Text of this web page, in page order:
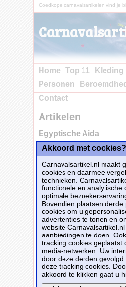
Goedkope carnavalsartikelen vind je
Home Top 11 Kleding
Personen
Contact
Artikelen
Egyptische Aida
Akkoord met cookies?
Carnavalsartikel.nl maakt
cookies en daarmee
technieken.
functionele en analytische
optimale
Bovendien plaatsen derde
cookies om u
advertenties te tonen en
website
aanbiedingen te doen.
tracking cookies geplaatst
media-netwerken. Uw
door deze derden gevolgd
deze tracking cookies.
akkoord te klikken gaat u